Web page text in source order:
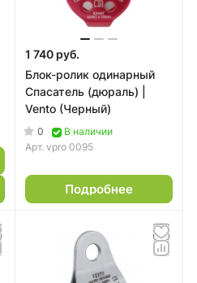
1 740 руб.
Блок-ролик одинарный
Спасатель (дюраль) |
Vento (Черный)
0
В наличии
Арт. vpro 0095
Подробнее